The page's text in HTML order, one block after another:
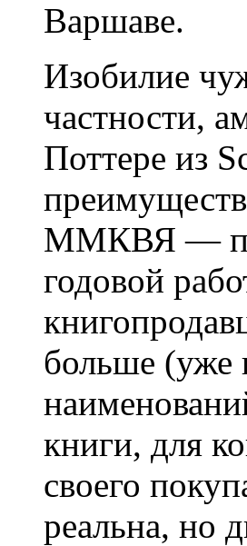
Варшаве.
Изобилие
частности,
Поттере из
ММКВЯ —
годовой
больше (уже
книги, для
своего
реальна, но